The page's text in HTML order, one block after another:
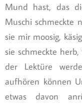
Mund hast, das
Muschi schmeckte
sie mir moosig,
sie schmeckte
der Lektüre
aufhören können
etwas davon